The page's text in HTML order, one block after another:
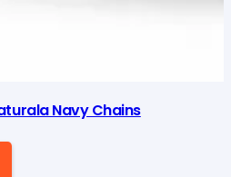
Navy Chains